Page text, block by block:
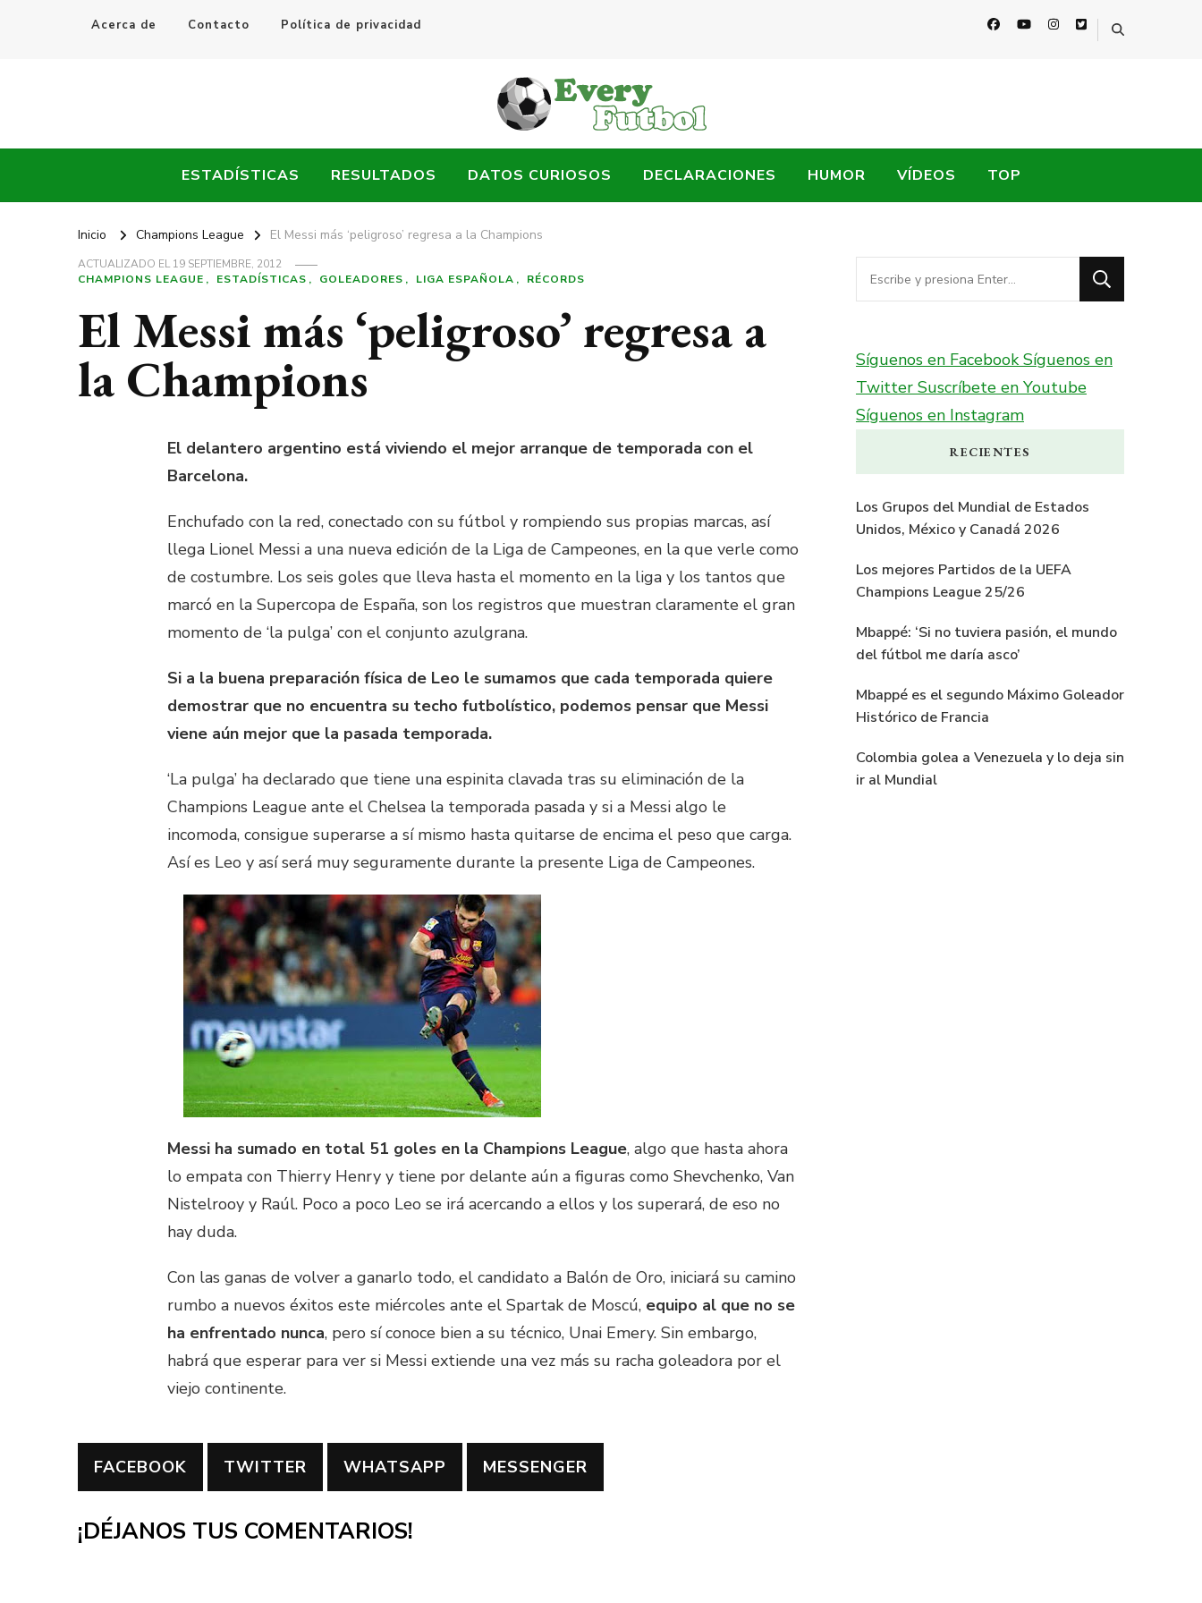
Acerca de Contacto Política de privacidad
Every Fútbol
ESTADÍSTICAS RESULTADOS DATOS CURIOSOS DECLARACIONES HUMOR VÍDEOS TOP
Inicio Champions League El Messi más ‘peligroso’ regresa a la Champions
ACTUALIZADO EL19 SEPTIEMBRE, 2012
CHAMPIONS LEAGUE
ESTADÍSTICAS GOLEADORES LIGA ESPAÑOLA RÉCORDS
El Messi más ‘peligroso’ regresa a
la Champions
El delantero argentino está viviendo el mejor arranque de temporada con el
Barcelona.
Enchufado con la red, conectado con su fútbol y rompiendo sus propias marcas, así
llega Lionel Messi a una nueva edición de la Liga de Campeones, en la que verle como
de costumbre. Los seis goles que lleva hasta el momento en la liga y los tantos que
marcó en la Supercopa de España, son los registros que muestran claramente el gran
momento de ‘la pulga’ con el conjunto azulgrana.
Si a la buena preparación física de Leo le sumamos que cada temporada quiere
demostrar que no encuentra su techo futbolístico, podemos pensar que Messi
viene aún mejor que la pasada temporada.
‘La pulga’ ha declarado que tiene una espinita clavada tras su eliminación de la
Champions League ante el Chelsea la temporada pasada y si a Messi algo le
incomoda, consigue superarse a sí mismo hasta quitarse de encima el peso que carga.
Así es Leo y así será muy seguramente durante la presente Liga de Campeones.
Messi ha sumado en total 51 goles en la Champions League, algo que hasta ahora
lo empata con Thierry Henry y tiene por delante aún a figuras como Shevchenko, Van
Nistelrooy y Raúl. Poco a poco Leo se irá acercando a ellos y los superará, de eso no
hay duda.
Con las ganas de volver a ganarlo todo, el candidato a Balón de Oro, iniciará su camino
rumbo a nuevos éxitos este miércoles ante el Spartak de Moscú, equipo al que no se
ha enfrentado nunca, pero sí conoce bien a su técnico, Unai Emery. Sin embargo,
habrá que esperar para ver si Messi extiende una vez más su racha goleadora por el
viejo continente.
FACEBOOK TWITTER WHATSAPP MESSENGER
¡DÉJANOS TUS COMENTARIOS!
¿Buscas
algo?
Síguenos en FacebookSíguenos en
Twitter Suscríbete en Youtube
Síguenos en Instagram
RECIENTES
Los Grupos del Mundial de Estados
Unidos, México y Canadá 2026
Los mejores Partidos de la UEFA
Champions League 25/26
Mbappé: ‘Si no tuviera pasión, el mundo
del fútbol me daría asco’
Mbappé es el segundo Máximo Goleador
Histórico de Francia
Colombia golea a Venezuela y lo deja sin
ir al Mundial